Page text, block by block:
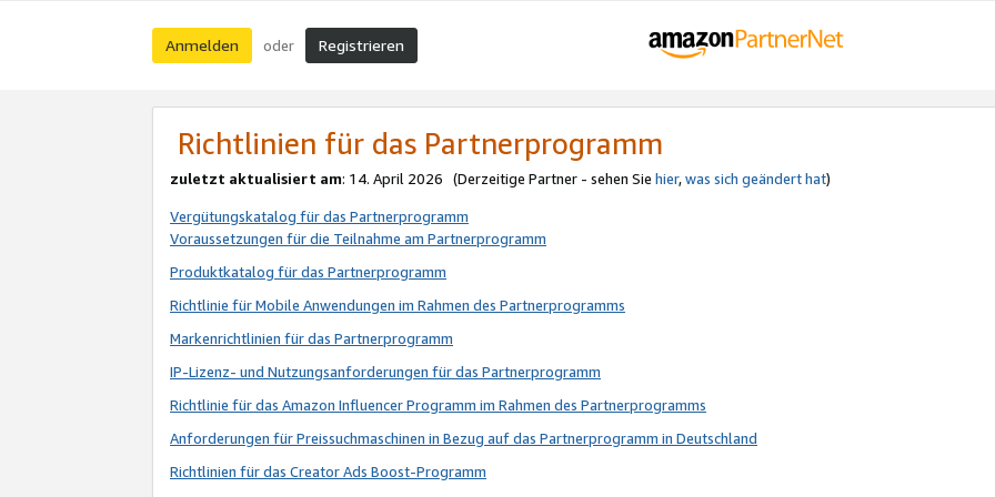
Anmelden oder Registrieren
Richtlinien für das Partnerprogramm
zuletzt aktualisiert am: 14. April 2026 (Derzeitige Partner - sehen Sie hier,was sich geändert hat)
Vergütungskatalog für das Partnerprogramm
Voraussetzungen für die Teilnahme am Partnerprogramm
Produktkatalog für das Partnerprogramm
Richtlinie für Mobile Anwendungen im Rahmen des Partnerprogramms
Markenrichtlinien für das Partnerprogramm
IP-Lizenz- und Nutzungsanforderungen für das Partnerprogramm
Richtlinie für das Amazon Influencer Programm im Rahmen des Partnerprogramms
Anforderungen für Preissuchmaschinen in Bezug auf das Partnerprogramm in Deutschland
Richtlinien für das Creator Ads Boost-Programm